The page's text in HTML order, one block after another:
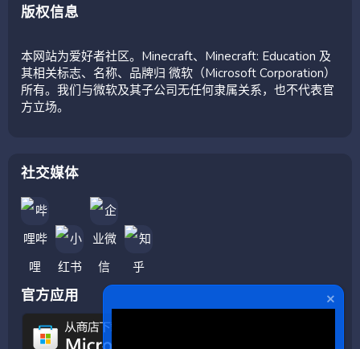
版权信息
本网站为爱好者社区。Minecraft、Minecraft: Education 及
其相关标志、名称、品牌归 微软（Microsoft Corporation）
所有。我们与微软及其子公司无任何隶属关系，也不代表官
方立场。
社交媒体
官方应用